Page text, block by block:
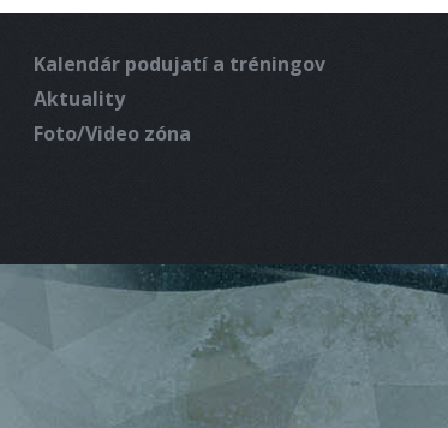
Kalendár podujatí a tréningov
Aktuality
Foto/Video zóna